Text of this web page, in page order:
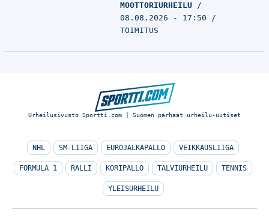
MOOTTORIURHEILU
08.08.2026 - 17:50
TOIMITUS
Urheilusivusto Sportti.com | Suomen parhaat urheilu-uutiset
NHL SM-LIIGA EUROJALKAPALLO VEIKKAUSLIIGA
FORMULA 1 RALLI KORIPALLO TALVIURHEILU TENNIS
YLEISURHEILU